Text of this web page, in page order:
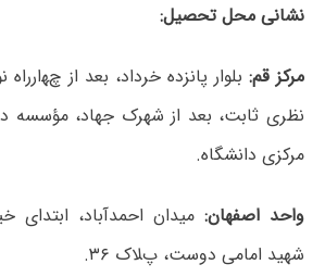
نشانی محل تحصیل:
مرکز قم: بلوار پانزده خرداد، بعد از
نظری ثابت، بعد از شهرک جهاد، مؤسسه
مرکزی دانشگاه.
واحد اصفهان: میدان احمدآباد،
شهید امامی دوست، پﻼک ۳۶.